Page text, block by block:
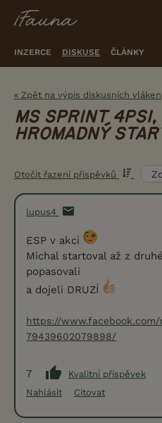
INZERCE DISKUSE ČLÁNKY
« Zpět na výpis diskusních vláken
MS SPRINT 4PSI,
HROMADNÝ
Otočit řazení příspěvků
lupus4
ESP v akci
Michal startoval až z
popasovali
a dojeli DRUZÍ
https://
79439602079898/
7
Kvalitní příspěvek
Nahlásit
Citovat